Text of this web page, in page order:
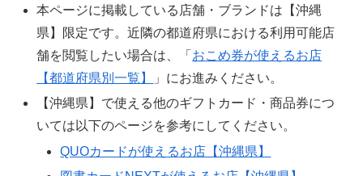
本ページに掲載している店舗・ブランドは【沖縄
県】限定です。近隣の都道府県における利用可能店
舗を閲覧したい場合は、「 おこめ券が使えるお店
【都道府県別一覧】
」にお進みください。
【沖縄県】で使える他のギフトカード・商品券につ
いては以下のページを参考にしてください。
QUOカードが使えるお店【沖縄県】